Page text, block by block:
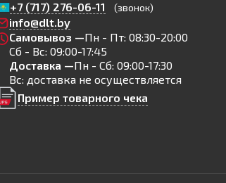
+7 (717) 276-06-11 (звонок)
info@dlt.by
Самовывоз —Пн - Пт: 08:30-20:00
Сб - Вс: 09:00-17:45
Доставка —Пн - Сб: 09:00-17:30
Вс: доставка не осуществляется
Пример товарного чека